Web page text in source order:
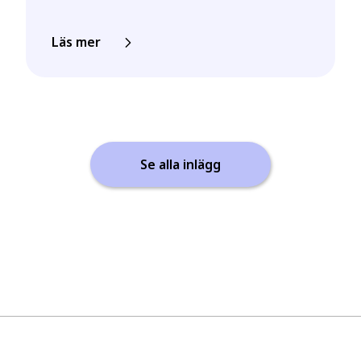
Läs mer
Se alla inlägg